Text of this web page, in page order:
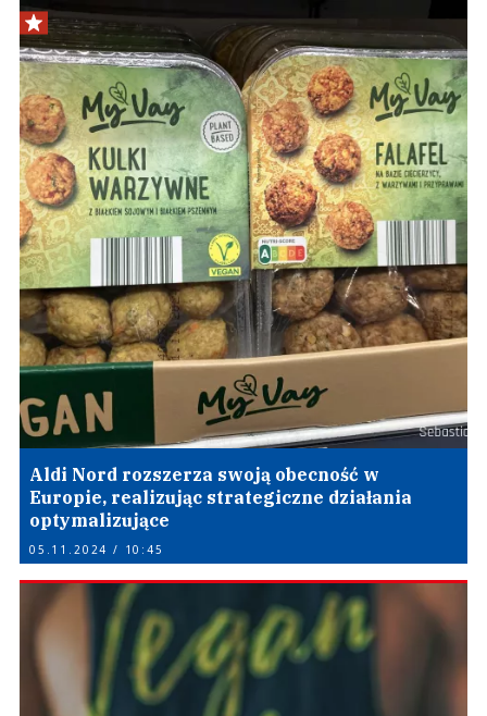
Aldi Nord rozszerza swoją obecność w
Europie, realizując strategiczne działania
optymalizujące
05.11.2024 / 10:45